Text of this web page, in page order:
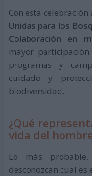
Con esta celebración
Unidas para los
Colaboración en
mayor
programas y
cuidado y
biodiversidad.
¿Qué
vida del
Lo más
desconozcan cual